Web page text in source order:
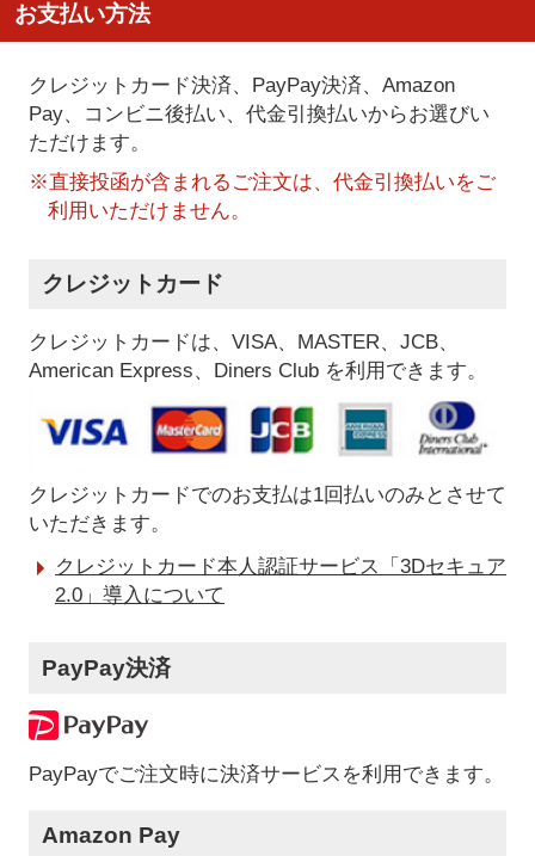
お支払い方法
クレジットカード決済、PayPay決済、Amazon
Pay、コンビニ後払い、代金引換払いからお選びい
ただけます。
※直接投函が含まれるご注文は、代金引換払いをご
利用いただけません。
クレジットカード
クレジットカードは、VISA、MASTER、JCB、
American Express、Diners Club を利用できます。
クレジットカードでのお支払は1回払いのみとさせて
いただきます。
クレジットカード本人認証サービス「3Dセキュア
2.0」導入について
PayPay決済
PayPayでご注文時に決済サービスを利用できます。
Amazon Pay